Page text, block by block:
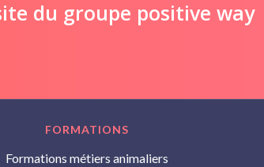
du groupe positive way
FORMATIONS
Formations métiers animaliers